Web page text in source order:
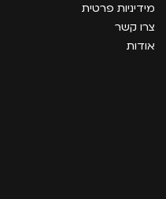
מידיניות פרטית
צרו קשר
אודות